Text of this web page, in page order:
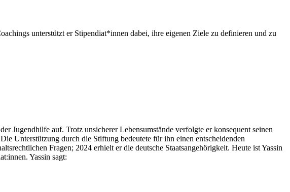
unterstützt er Stipendiat*innen dabei, ihre eigenen Ziele zu definieren und zu
Jugendhilfe auf. Trotz unsicherer Lebensumstände verfolgte er konsequent seinen
Unterstützung durch die Stiftung bedeutete für ihn einen entscheidenden
Fragen; 2024 erhielt er die deutsche Staatsangehörigkeit. Heute ist Yassin
Yassin sagt: